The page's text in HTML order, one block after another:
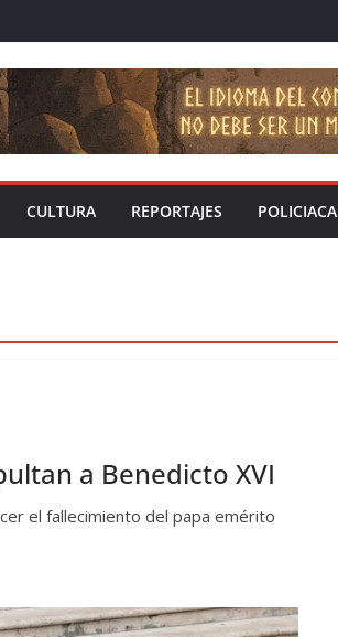
CULTURA REPORTAJES POLICIACA
a Benedicto XVI
el fallecimiento del papa emérito